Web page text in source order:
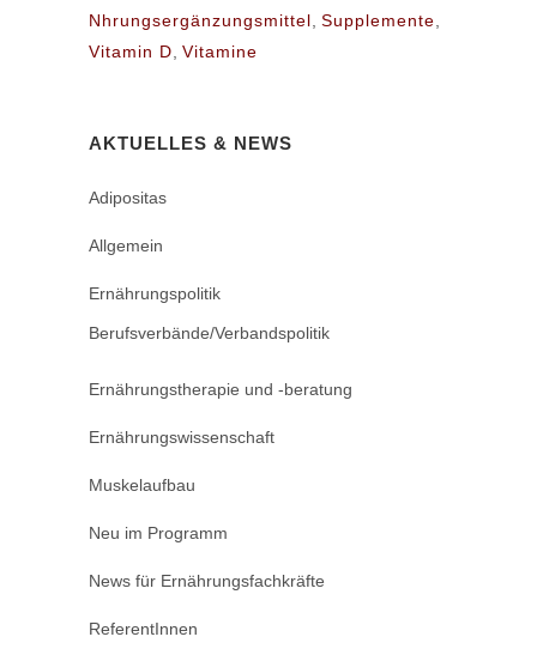
Nhrungsergänzungsmittel Supplemente
Vitamin D Vitamine
AKTUELLES & NEWS
Adipositas
Allgemein
Ernährungspolitik
Berufsverbände/Verbandspolitik
Ernährungstherapie und -beratung
Ernährungswissenschaft
Muskelaufbau
Neu im Programm
News für Ernährungsfachkräfte
ReferentInnen